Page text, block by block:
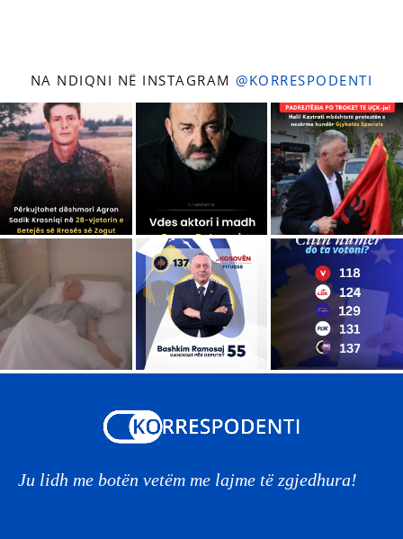
NA NDIQNI NË INSTAGRAM @KORRESPODENTI
Ju lidh me botën vetëm me lajme të zgjedhura!